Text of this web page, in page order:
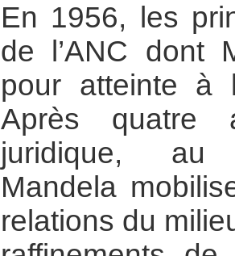
En 1956, les
de l’ANC dont
pour atteinte à
Après quatre
juridique, au
Mandela
relations du